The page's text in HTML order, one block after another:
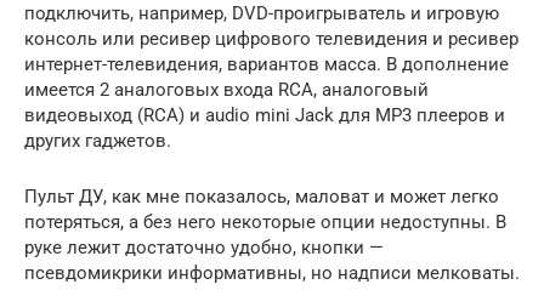
подключить, например, DVD-проигрыватель и игровую
консоль или ресивер цифрового телевидения и ресивер
интернет-телевидения, вариантов масса. В дополнение
имеется 2 аналоговых входа RCA, аналоговый
видеовыход (RCA) и audio mini Jack для МР3 плееров и
других гаджетов.
Пульт ДУ, как мне показалось, маловат и может легко
потеряться, а без него некоторые опции недоступны. В
руке лежит достаточно удобно, кнопки —
псевдомикрики информативны, но надписи мелковаты.